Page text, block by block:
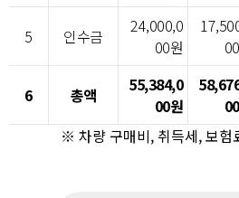
5 인수금
24,000,0
00원
6 총액
55,384,0
00원
※ 차량 구매비, 취득세, 보험